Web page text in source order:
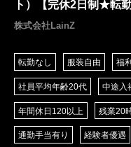
ト）【完休2日制★転勤
株式会社LainZ
転勤なし 服装自由 福
社員平均年齢20代 中途入
年間休日120以上 残業20
通勤手当有り 経験者優遇